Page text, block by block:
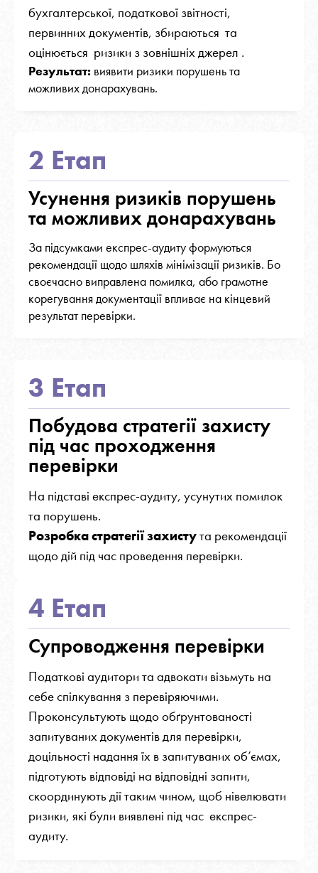
бухгалтерської, податкової звітності,
первинних документів, збираються та
оцінюється ризики з зовнішніх джерел .
Результат: виявити ризики порушень та
можливих донарахувань.
2 Етап
Усунення ризиків порушень
та можливих донарахувань
За підсумками експрес-аудиту формуються
рекомендації щодо шляхів мінімізації ризиків. Бо
своєчасно виправлена помилка, або грамотне
корегування документації впливає на кінцевий
результат перевірки.
3 Етап
Побудова стратегії захисту
під час проходження
перевірки
На підставі експрес-аудиту, усунутих помилок
та порушень.
Розробка стратегії захистута рекомендації
щодо дій під час проведення перевірки.
4 Етап
Супроводження перевірки
Податкові аудитори та адвокати візьмуть на
себе спілкування з перевіряючими.
Проконсультують щодо обґрунтованості
запитуваних документів для перевірки,
доцільності надання їх в запитуваних об’ємах,
підготують відповіді на відповідні запити,
скоординують дії таким чином, щоб нівелювати
ризики, які були виявлені під час експрес-
аудиту.